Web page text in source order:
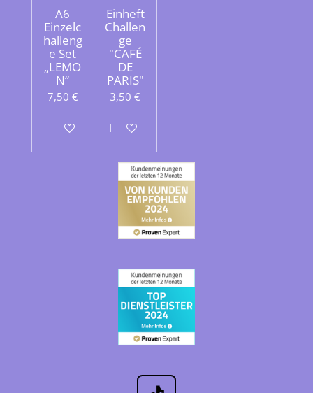
A6
Einzelc
halleng
e Set
„LEMO
N“
7,50 €
In den Warenkorb
Einheft
Challen
ge
"CAFÉ
DE
PARIS"
3,50 €
In den Warenkorb